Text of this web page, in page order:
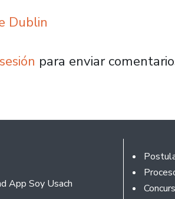
Dublin
explora
para enviar
App Soy Usach
Footer